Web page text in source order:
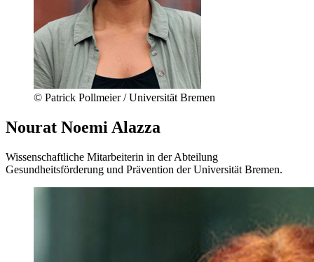
© Patrick Pollmeier / Universität Bremen
Nourat Noemi Alazza
Wissenschaftliche Mitarbeiterin in der Abteilung
Gesundheitsförderung und Prävention der Universität Bremen.